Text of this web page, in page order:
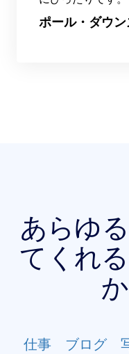
ポール・ダウン
あらゆ
てくれ
仕事 ブログ